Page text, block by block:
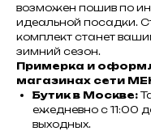
возможен пошив по
идеальной посадки.
комплект станет
зимний сезон.
Примерка и
магазинах сети
Бутик в Москве:
ежедневно с 11:00
выходных.